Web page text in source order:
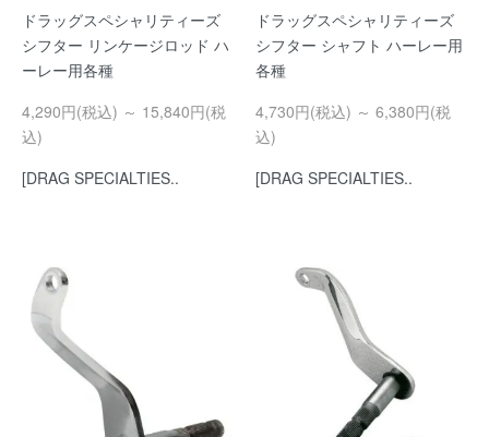
ドラッグスペシャリティーズ
シフター リンケージロッド ハ
ーレー用各種
4,290円(税込) ～ 15,840円(税
込)
[DRAG SPECIALTIES..
ドラッグスペシャリティーズ
シフター シャフト ハーレー用
各種
4,730円(税込) ～ 6,380円(税
込)
[DRAG SPECIALTIES..